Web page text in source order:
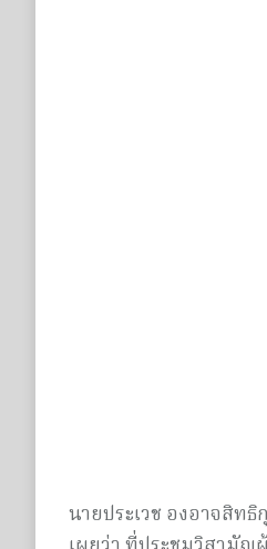
นายประเวช องอาจสิท